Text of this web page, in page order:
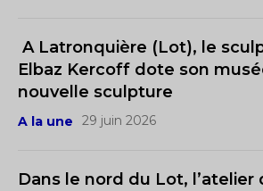
A Latronquière (Lot), le
Elbaz Kercoff dote son
nouvelle sculpture
A la une 29 juin 2026
Dans le nord du Lot, l’atelier